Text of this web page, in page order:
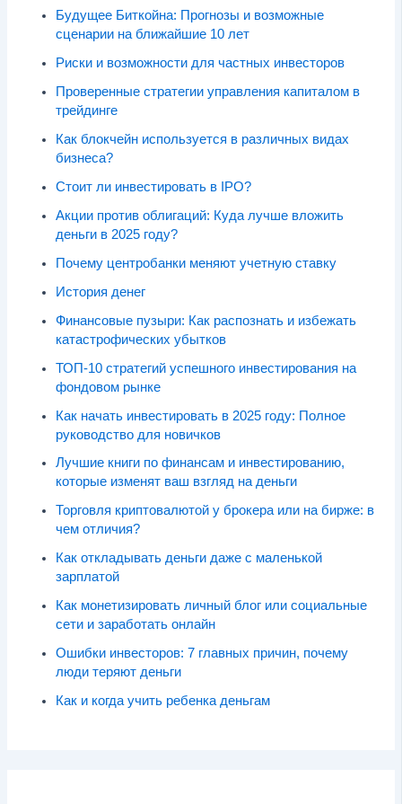
Будущее Биткойна: Прогнозы и возможные
сценарии на ближайшие 10 лет
Риски и возможности для частных инвесторов
Проверенные стратегии управления капиталом в
трейдинге
Как блокчейн используется в различных видах
бизнеса?
Стоит ли инвестировать в IPO?
Акции против облигаций: Куда лучше вложить
деньги в 2025 году?
Почему центробанки меняют учетную ставку
История денег
Финансовые пузыри: Как распознать и избежать
катастрофических убытков
ТОП-10 стратегий успешного инвестирования на
фондовом рынке
Как начать инвестировать в 2025 году: Полное
руководство для новичков
Лучшие книги по финансам и инвестированию,
которые изменят ваш взгляд на деньги
Торговля криптовалютой у брокера или на бирже: в
чем отличия?
Как откладывать деньги даже с маленькой
зарплатой
Как монетизировать личный блог или социальные
сети и заработать онлайн
Ошибки инвесторов: 7 главных причин, почему
люди теряют деньги
Как и когда учить ребенка деньгам